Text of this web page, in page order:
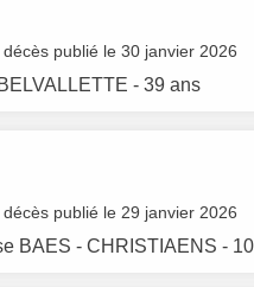
publié le 30 janvier 2026
BELVALLETTE - 39 ans
publié le 29 janvier 2026
BAES - CHRISTIAENS -